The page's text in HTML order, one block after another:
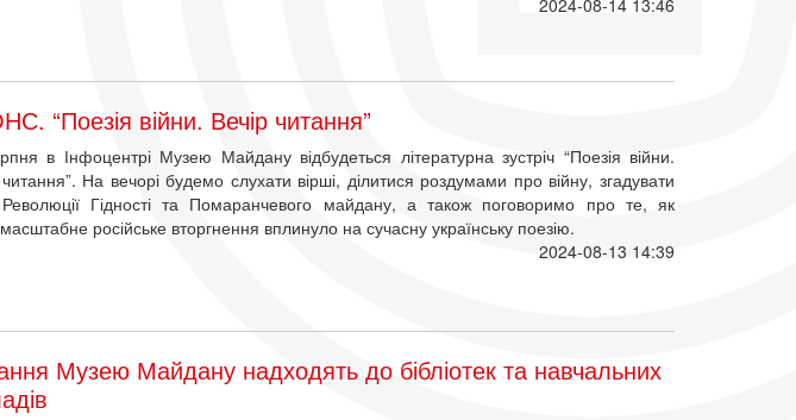
“Поезія війни. Вечір читання”
в Інфоцентрі Музею Майдану відбудеться літературна зустріч “Поезія війни.
На вечорі будемо слухати вірші, ділитися роздумами про війну, згадувати
Революції Гідності та Помаранчевого майдану, а також поговоримо про те, як
російське вторгнення вплинуло на сучасну українську поезію.
2024-08-13 14:39
Музею Майдану надходять до бібліотек та навчальних